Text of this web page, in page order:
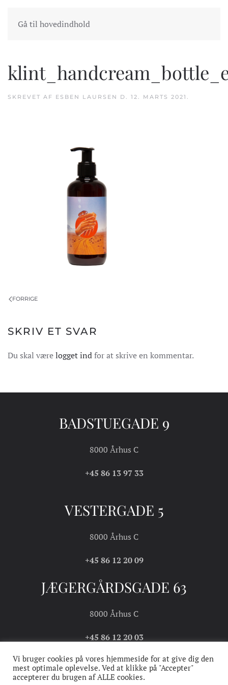
Gå til hovedindholdINDKØBSKURV
SKREVET AF ESBEN LAURSEN D. 12. MARTS 2021 .
FORRIGE
SKRIV ET SVAR
Du skal værelogget indfor at skrive en kommentar.
BADSTUEGADE 9
8000 Århus C
+45 86 13 97 33
VESTERGADE 5
8000 Århus C
+45 86 12 20 09
JÆGERGÅRDSGADE 63
8000 Århus C
+45 86 12 20 03
COOKIE- OG
Vi bruger cookies på vores hjemmeside for at give dig den
mest optimale oplevelse. Ved at klikke på "Accepter"
accepterer du brugen af ALLE cookies.